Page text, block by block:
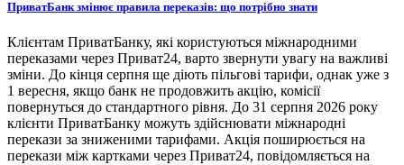
ПриватБанк змінює правила переказів: що потрібно знати
Клієнтам ПриватБанку, які користуються міжнародними
переказами через Приват24, варто звернути увагу на важливі
зміни. До кінця серпня ще діють пільгові тарифи, однак уже з
1 вересня, якщо банк не продовжить акцію, комісії
повернуться до стандартного рівня. До 31 серпня 2026 року
клієнти ПриватБанку можуть здійснювати міжнародні
перекази за зниженими тарифами. Акція поширюється на
перекази між картками через Приват24, повідомляється на